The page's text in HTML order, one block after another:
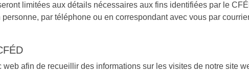
limitées aux détails nécessaires aux fins identifiées par le
par téléphone ou en correspondant avec vous par
afin de recueillir des informations sur les visites de notre site